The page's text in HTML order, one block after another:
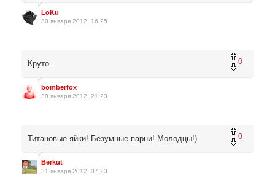
LoKu
30 января 2012, 16:25
0
Круто.
bomberfox
30 января 2012, 21:23
0
Титановые яйки! Безумные парни! Молодцы!)
Berkut
31 января 2012, 07:23